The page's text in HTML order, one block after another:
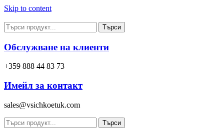
Skip to content
Търси
Обслужване на клиенти
+359 888 44 83 73
Имейл за контакт
sales@vsichkoetuk.com
Търси